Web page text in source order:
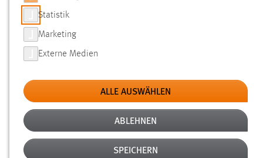
FILTER
Typ
Erstellungsdatum
Alter
Statistik
Marketing
Externe Medien
ALLE AUSWÄHLEN
ABLEHNEN
SPEICHERN